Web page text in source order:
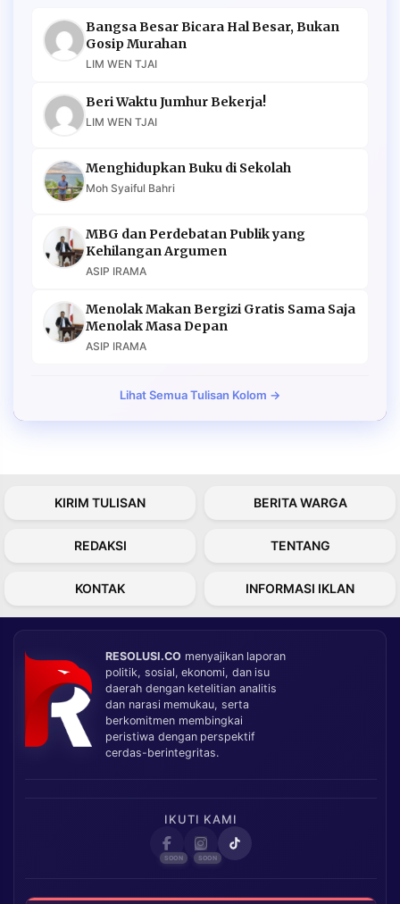
Bangsa Besar Bicara Hal Besar, Bukan
Gosip Murahan
LIM WEN TJAI
Beri Waktu Jumhur Bekerja!
LIM WEN TJAI
Menghidupkan Buku di Sekolah
Moh Syaiful Bahri
MBG dan Perdebatan Publik yang
Kehilangan Argumen
ASIP IRAMA
Menolak Makan Bergizi Gratis Sama Saja
Menolak Masa Depan
ASIP IRAMA
Lihat Semua Tulisan Kolom →
KIRIM TULISAN BERITA WARGA
REDAKSI TENTANG
KONTAK INFORMASI IKLAN
RESOLUSI.CO menyajikan laporan
politik, sosial, ekonomi, dan isu
daerah dengan ketelitian analitis
dan narasi memukau, serta
berkomitmen membingkai
peristiwa dengan perspektif
cerdas-berintegritas.
IKUTI KAMI